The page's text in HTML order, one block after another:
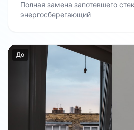
Полная замена запотевшего
энергосберегающий
До